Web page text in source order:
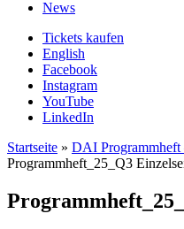
News
Tickets kaufen
English
Facebook
Instagram
YouTube
LinkedIn
Startseite » DAI Programmheft
Programmheft_25_Q3